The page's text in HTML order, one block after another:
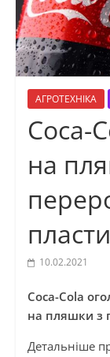
АГРОТЕХНІКА
Coca-
на
10.02.2021
Coca-Cola
на пляшки з
Детальніше